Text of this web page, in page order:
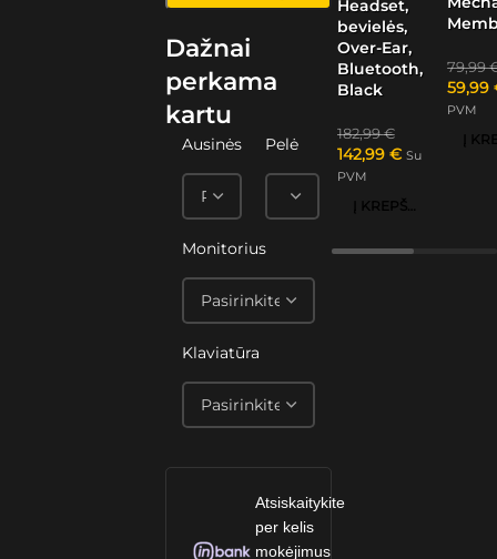
Dažnai
perkama
kartu
Ausinės Pelė
Monitorius
Klaviatūra
Atsiskaitykite
per kelis
mokėjimus
Headset,
bevielės,
Over-Ear,
Bluetooth,
Black
182,99€
142,99 € Su
PVM
Į KREPŠELĮ
79,99
59,99
PVM